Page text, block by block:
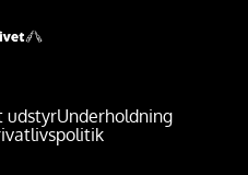
udstyrUnderholdning